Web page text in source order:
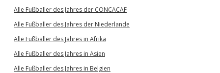
Alle Fußballer des Jahres der CONCACAF
Alle Fußballer des Jahres der Niederlande
Alle Fußballer des Jahres in Afrika
Alle Fußballer des Jahres in Asien
Alle Fußballer des Jahres in Belgien